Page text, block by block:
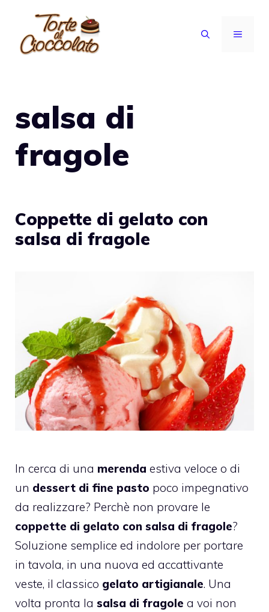
contenuto
MENU
salsa di
fragole
Coppette di gelato con
salsa di fragole
In cerca di una merenda estiva veloce o di
un dessert di fine pasto poco impegnativo
da realizzare? Perchè non provare le
coppette di gelato con salsa di fragole?
Soluzione semplice ed indolore per portare
in tavola, in una nuova ed accattivante
veste, il classico gelato artigianale. Una
volta pronta la salsa di fragole a voi non